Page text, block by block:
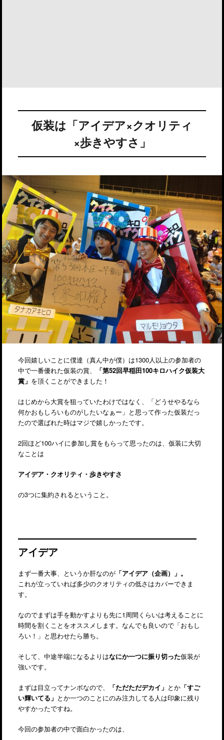
仮装は「アイデア×クオリティ
×歩きやすさ」
今回嬉しいことに僕達（真ん中が僕）は1300人以上の参加者の
中で一番優れた仮装の賞、
「第52回早稲田100キロハイク仮装大
賞」 を頂くことができました！
はじめから大賞を狙っていたわけではなく、「どうせやるなら
何かおもしろいものがしたいなぁー」と思って作った仮装だっ
たので選ばれた時はマジで嬉しかったです。
2回ほど100ハイに参加し賞をもらって思ったのは、仮装に大切
なことは
アイデア・クオリティ・歩きやすさ
の3つに集約されるということ。
アイデア
まず一番大事、というか肝なのが「アイデア（企画）」。
これが立っていれば多少のクオリティの低さはカバーできま
す。
なのでまずは手を動かすよりも先に1周間くらいは考えることに
時間を割くことをオススメします。なんでも良いので「おもし
ろい！」と思わせたら勝ち。
そして、中途半端になるよりはなにか一つに振り切った仮装が
強いです。
まずは目立ってナンボなので、 「ただただデカイ」 とか「すご
い輝いてる」 とか一つのことにのみ注力してる人は印象に残り
やすかったですね。
今回の参加者の中で面白かったのは、